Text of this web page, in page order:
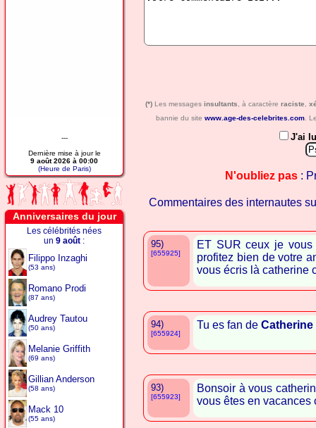
---
Dernière mise à jour le
9 août 2026 à 00:00
(Heure de Paris)
Anniversaires du jour
Les célébrités nées
un 9 août :
Filippo Inzaghi
(53 ans)
Romano Prodi
(87 ans)
Audrey Tautou
(50 ans)
Melanie Griffith
(69 ans)
Gillian Anderson
(58 ans)
Mack 10
(55 ans)
(*) Les messages insultants , à caractère raciste
bannie du site www.age-des-celebrites.com.
J'ai
N'oubliez pas :
Commentaires des internautes
95)
[655925]
ET SUR ceux je vous
profitez bien de votre
vous écris là catherine
94)
[655924]
Tu es fan de Catherine
93)
[655923]
Bonsoir à vous
vous êtes en vacances